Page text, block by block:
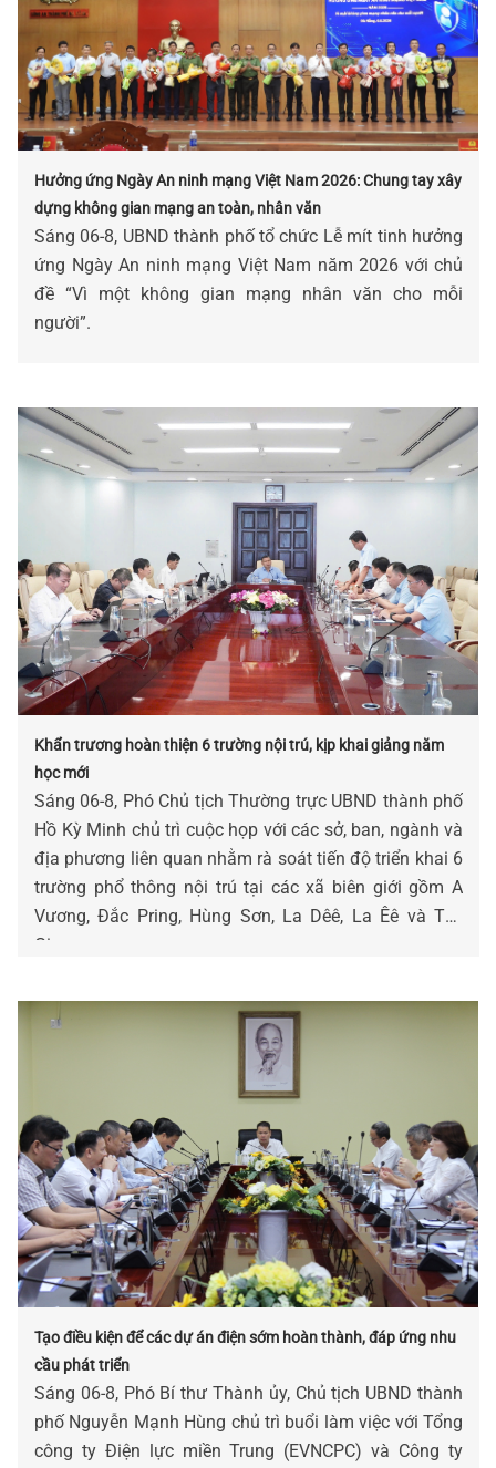
Hưởng ứng Ngày An ninh mạng Việt Nam 2026: Chung tay xây
dựng không gian mạng an toàn, nhân văn
Sáng 06-8, UBND thành phố tổ chức Lễ mít tinh hưởng
ứng Ngày An ninh mạng Việt Nam năm 2026 với chủ
đề “Vì một không gian mạng nhân văn cho mỗi
người”.
Khẩn trương hoàn thiện 6 trường nội trú, kịp khai giảng năm
học mới
Sáng 06-8, Phó Chủ tịch Thường trực UBND thành phố
Hồ Kỳ Minh chủ trì cuộc họp với các sở, ban, ngành và
địa phương liên quan nhằm rà soát tiến độ triển khai 6
trường phổ thông nội trú tại các xã biên giới gồm A
Vương, Đắc Pring, Hùng Sơn, La Dêê, La Êê và Tây
Giang.
Tạo điều kiện để các dự án điện sớm hoàn thành, đáp ứng nhu
cầu phát triển
Sáng 06-8, Phó Bí thư Thành ủy, Chủ tịch UBND thành
phố Nguyễn Mạnh Hùng chủ trì buổi làm việc với Tổng
công ty Điện lực miền Trung (EVNCPC) và Công ty